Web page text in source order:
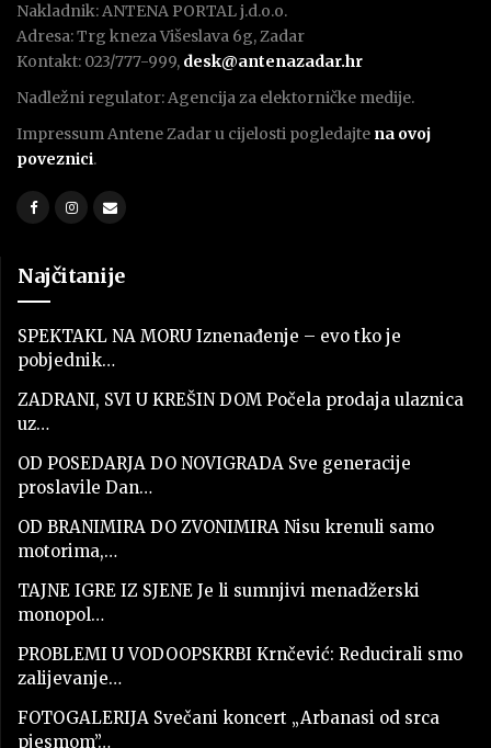
Nakladnik: ANTENA PORTAL j.d.o.o.
Adresa: Trg kneza Višeslava 6g, Zadar
Kontakt: 023/777-999, desk@antenazadar.hr
Nadležni regulator: Agencija za elektorničke medije.
Impressum Antene Zadar u cijelosti pogledajte na ovoj
poveznici.
Najčitanije
SPEKTAKL NA MORU Iznenađenje – evo tko je
pobjednik…
ZADRANI, SVI U KREŠIN DOM Počela prodaja ulaznica
uz…
OD POSEDARJA DO NOVIGRADA Sve generacije
proslavile Dan…
OD BRANIMIRA DO ZVONIMIRA Nisu krenuli samo
motorima,…
TAJNE IGRE IZ SJENE Je li sumnjivi menadžerski
monopol…
PROBLEMI U VODOOPSKRBI Krnčević: Reducirali smo
zalijevanje…
FOTOGALERIJA Svečani koncert „Arbanasi od srca
pjesmom”…